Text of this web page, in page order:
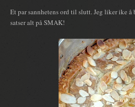
Et par sannhetens ord til slutt. Jeg liker ike
satser alt på SMAK!